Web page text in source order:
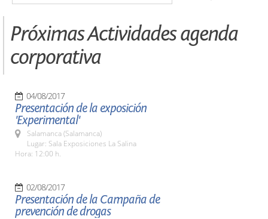
Próximas Actividades agenda
corporativa
04/08/2017
Presentación de la exposición
'Experimental'
Salamanca (Salamanca)
Lugar: Sala Exposiciones La Salina
Hora: 12:00 h.
02/08/2017
Presentación de la Campaña de
prevención de drogas